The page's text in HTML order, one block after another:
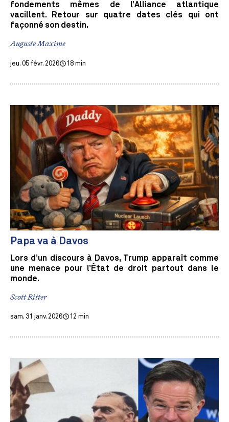
fondements mêmes de l’Alliance atlantique
vacillent. Retour sur quatre dates clés qui ont
façonné son destin.
Auguste Maxime
jeu. 05 févr. 2026 18 min
Papa va à Davos
Lors d’un discours à Davos, Trump apparaît comme
une menace pour l’État de droit partout dans le
monde.
Scott Ritter
sam. 31 janv. 2026 12 min